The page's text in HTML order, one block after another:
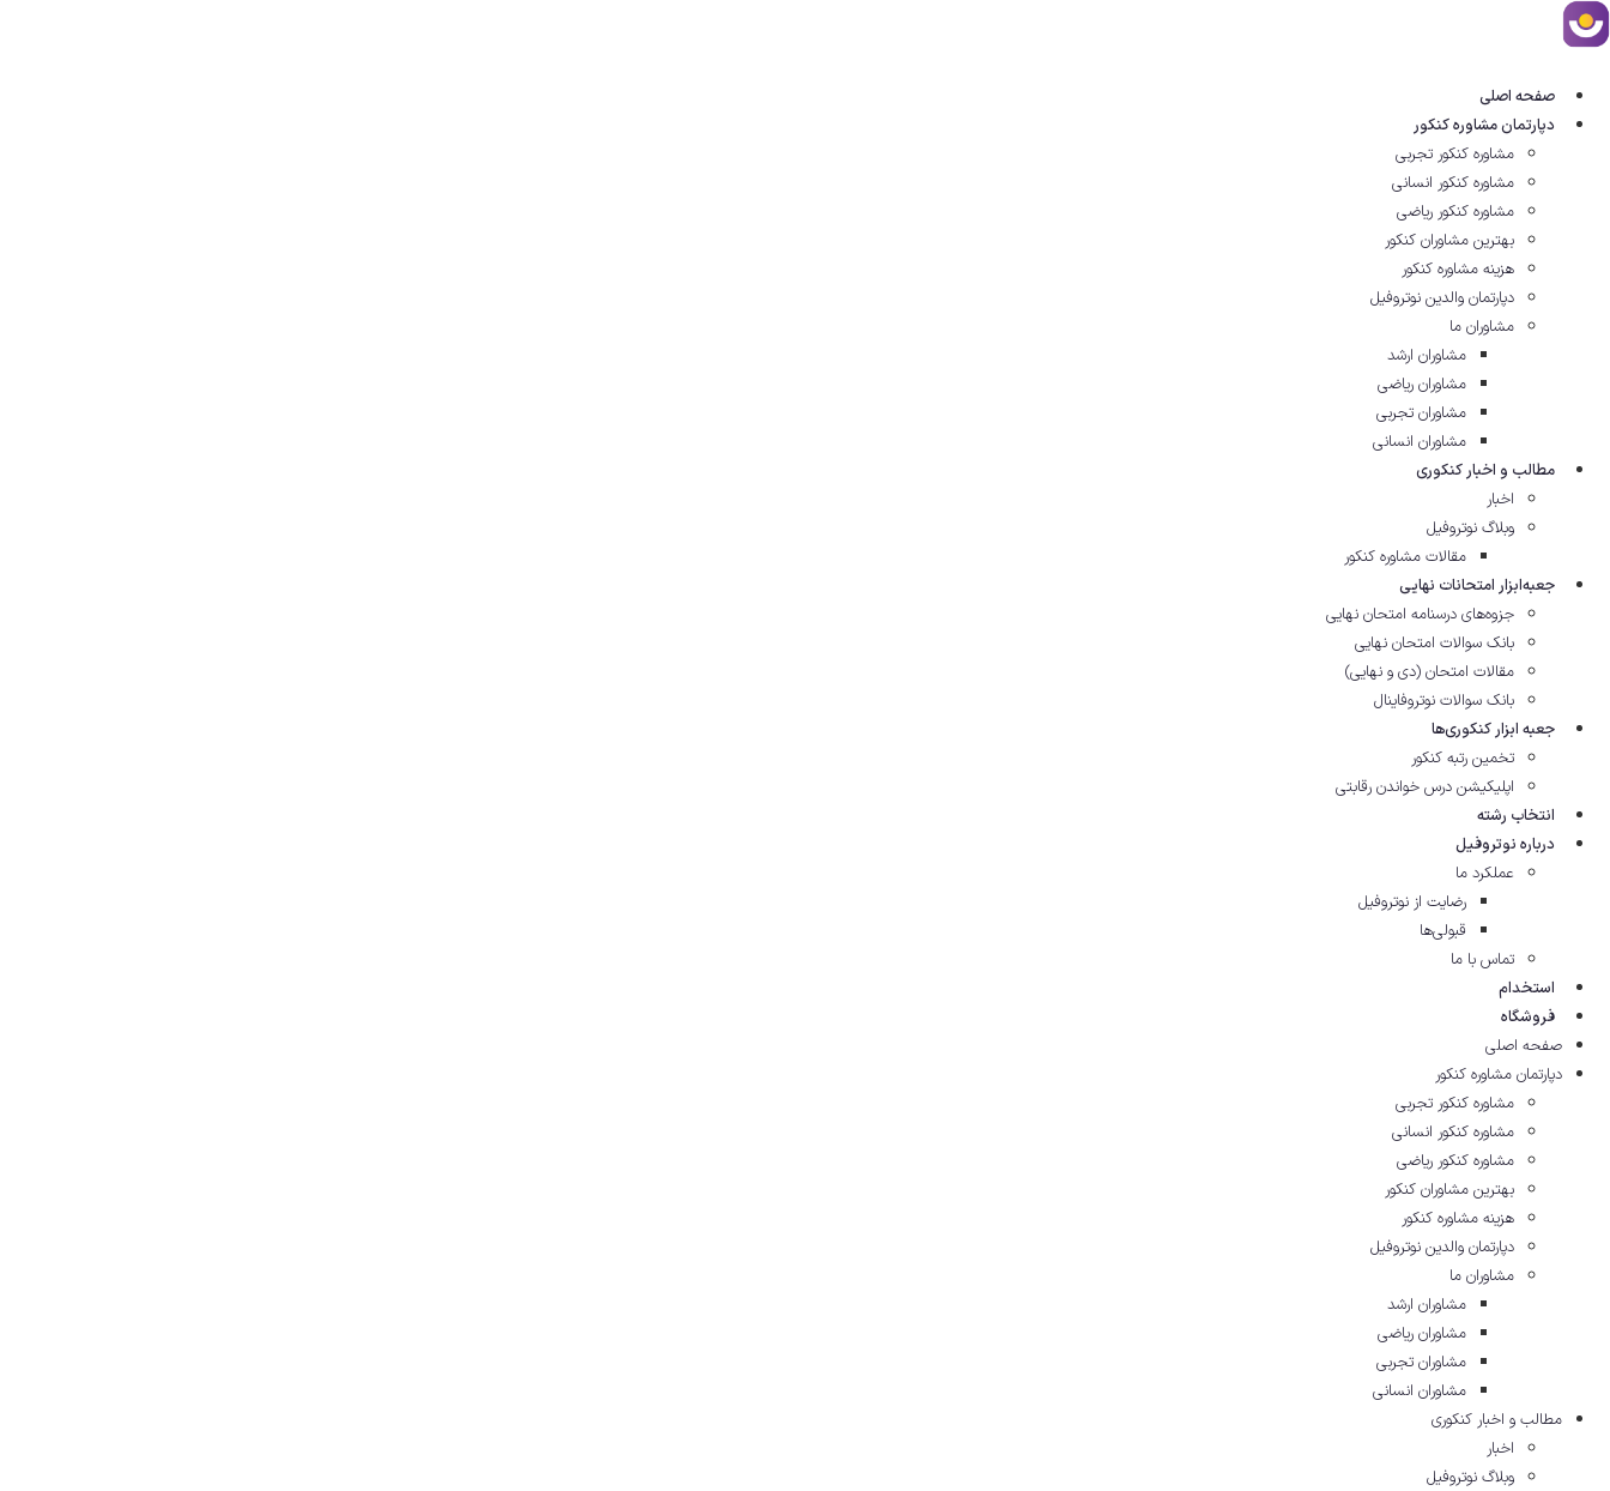
پرش
به
صفحه اصلی
دپارتمان مشاوره کنکور
مشاوره کنکور تجربی
مشاوره کنکور انسانی
مشاوره کنکور ریاضی
بهترین مشاوران کنکور
هزینه مشاوره کنکور
دپارتمان والدین نوتروفیل
مشاوران ما
مشاوران ارشد
مشاوران ریاضی
مشاوران تجربی
مشاوران انسانی
مطالب و اخبار کنکوری
اخبار
وبلاگ نوتروفیل
مقالات مشاوره‌ کنکور
جعبه‌ابزار امتحانات نهایی
جزوه‌های درسنامه امتحان نهایی
بانک سوالات امتحان نهایی
مقالات امتحان (دی و نهایی)
بانک سوالات نوتروفاینال
جعبه ابزار کنکوری‌ها
تخمین رتبه کنکور
اپلیکیشن درس خواندن رقابتی
انتخاب رشته
درباره نوتروفیل
عملکرد ما
رضایت از نوتروفیل
قبولی‌ها
تماس با ما
استخدام
فروشگاه
صفحه اصلی
دپارتمان مشاوره کنکور
مشاوره کنکور تجربی
مشاوره کنکور انسانی
مشاوره کنکور ریاضی
بهترین مشاوران کنکور
هزینه مشاوره کنکور
دپارتمان والدین نوتروفیل
مشاوران ما
مشاوران ارشد
مشاوران ریاضی
مشاوران تجربی
مشاوران انسانی
مطالب و اخبار کنکوری
اخبار
وبلاگ نوتروفیل